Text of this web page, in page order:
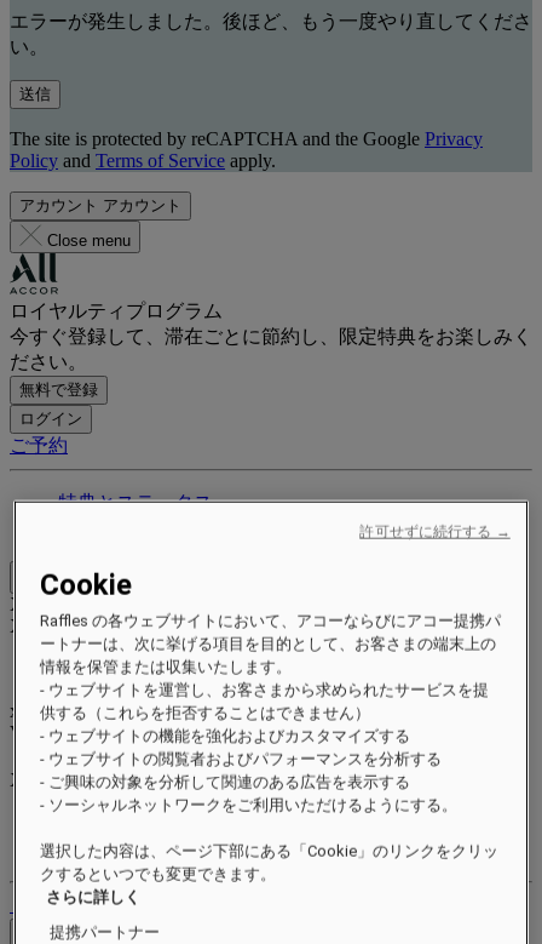
エラーが発生しました。後ほど、もう一度やり直してくださ
い。
送信
The site is protected by reCAPTCHA and the Google Privacy
Policy and Terms of Service apply.
アカウント アカウント
Close menu
ロイヤルティプログラム
今すぐ登録して、滞在ごとに節約し、限定特典をお楽しみく
ださい。
無料で登録
ログイン
ご予約
特典とステータス
Close menu
Xxxx Xxxxxxxxx
XXXXXX X XXXXXXXX X
xxxxxxxx
Valid untilxx/xx/xxxx
リワードポイント
XXXpts
ご予約
ログアウト
料金を確認
Cookie
Raffles の各ウェブサイトにおいて、アコーならびにアコー提携パ
ートナーは、次に挙げる項目を目的として、お客さまの端末上の
情報を保管または収集いたします。
- ウェブサイトを運営し、お客さまから求められたサービスを提
供する（これらを拒否することはできません）
- ウェブサイトの機能を強化およびカスタマイズする
- ウェブサイトの閲覧者およびパフォーマンスを分析する
- ご興味の対象を分析して関連のある広告を表示する
- ソーシャルネットワークをご利用いただけるようにする。
選択した内容は、ページ下部にある「Cookie」のリンクをクリッ
クするといつでも変更できます。
さらに詳しく
提携パートナー
許可せずに続行する →